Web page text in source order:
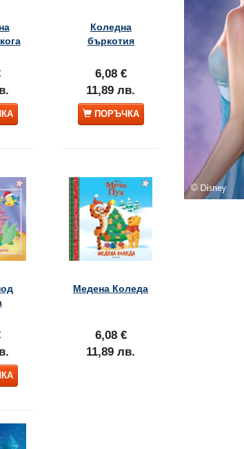
Коледна
бъркотия
6,08 €
11,89 лв.
ПОРЪЧКА
Медена Коледа
6,08 €
11,89 лв.